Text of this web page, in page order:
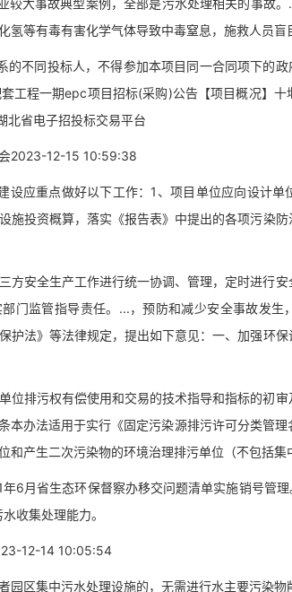
大事故典型案例，全部是污水处理相关的事故。
等有毒有害化学气体导致中毒窒息，施救人员盲
不同投标人，不得参加本项目同一合同项下的政
工程一期epc项目招标(采购)公告【项目概况】
北省电子招投标交易平台
2023-12-15 10:59:38
应重点做好以下工作：1、项目单位应向设计单
施投资概算，落实《报告表》中提出的各项污染
安全生产工作进行统一协调、管理，定时进行安
门监管指导责任。...，预防和减少安全事故发生
护法》等法律规定，提出如下意见：一、加强环
排污权有偿使用和交易的技术指导和指标的初审
办法适用于实行《固定污染源排污许可分类管
产生二次污染物的环境治理排污单位（不包括集
月省生态环保督察办移交问题清单实施销号管理
收集处理能力。
12-14 10:05:54
区集中污水处理设施的，无需进行水主要污染物